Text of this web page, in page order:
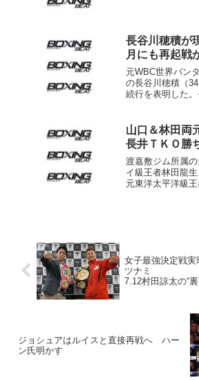
桃（青木）に関
長谷川穂積が
月にも再起戦
元WBC世界バン
の長谷川穂積（
続行を表明した。
されていた。真正
本人の希望に...
山口＆林田両
長井ＴＫＯ勝
渡嘉敷ジム所属
イ級王者林田龍
元東洋太平洋級王
女子最強決定戦
ツナミ
7.12村田諒太の“
ジョシュアはルイスと直接再戦へ ハー
ン氏明かす